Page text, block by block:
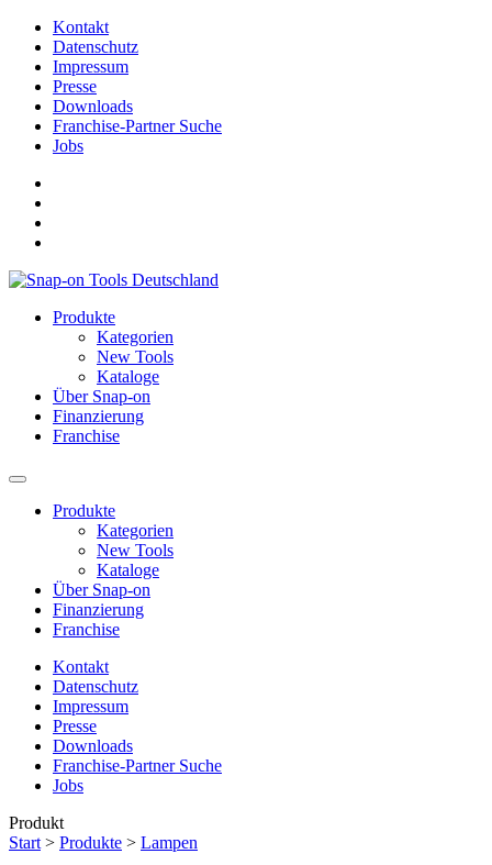
Kontakt
Datenschutz
Impressum
Presse
Downloads
Franchise-Partner Suche
Jobs
Produkte
Kategorien
New Tools
Kataloge
Über Snap-on
Finanzierung
Franchise
Produkte
Kategorien
New Tools
Kataloge
Über Snap-on
Finanzierung
Franchise
Kontakt
Datenschutz
Impressum
Presse
Downloads
Franchise-Partner Suche
Jobs
Produkt
Start > Produkte > Lampen